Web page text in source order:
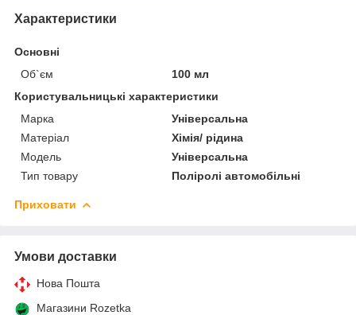
Характеристики
Основні
Об`єм
100 мл
Користувальницькі характеристики
Марка
Універсальна
Матеріал
Хімія/ рідина
Мoдель
Універсальна
Тип товару
Поліролі автомобільні
Приховати
Умови доставки
Нова Пошта
Магазини Rozetka